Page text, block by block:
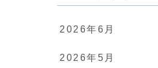
2026年6月
2026年5月